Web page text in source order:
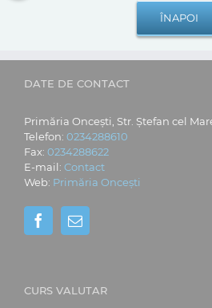
DATE DE CONTACT
Primăria Oncești, Str. Ștefan cel
Telefon: 0234288610
Fax: 0234288622
E-mail: Contact
Web: Primăria Oncești
CURS VALUTAR